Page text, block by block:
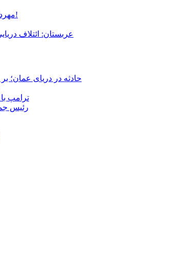
مهرداد خدیر: پیام روشن پزشکیان در گفت‌و‌گوی تصویری با مرد نامرئی: من هستم!
عربستان: ائتلاف
حادثه در دریای عمان؛
ترامپ
رئیس‌